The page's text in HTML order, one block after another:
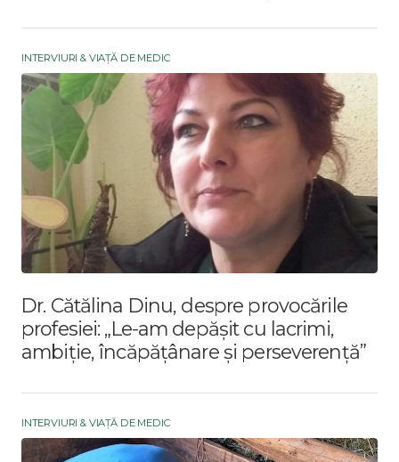
INTERVIURI & VIAȚĂ DE MEDIC
Dr. Cătălina Dinu, despre provocările
profesiei: „Le-am depășit cu lacrimi,
ambiție, încăpățânare și perseverență”
INTERVIURI & VIAȚĂ DE MEDIC